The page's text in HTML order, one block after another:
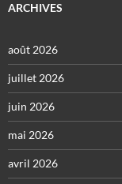
ARCHIVES
août 2026
juillet 2026
juin 2026
mai 2026
avril 2026